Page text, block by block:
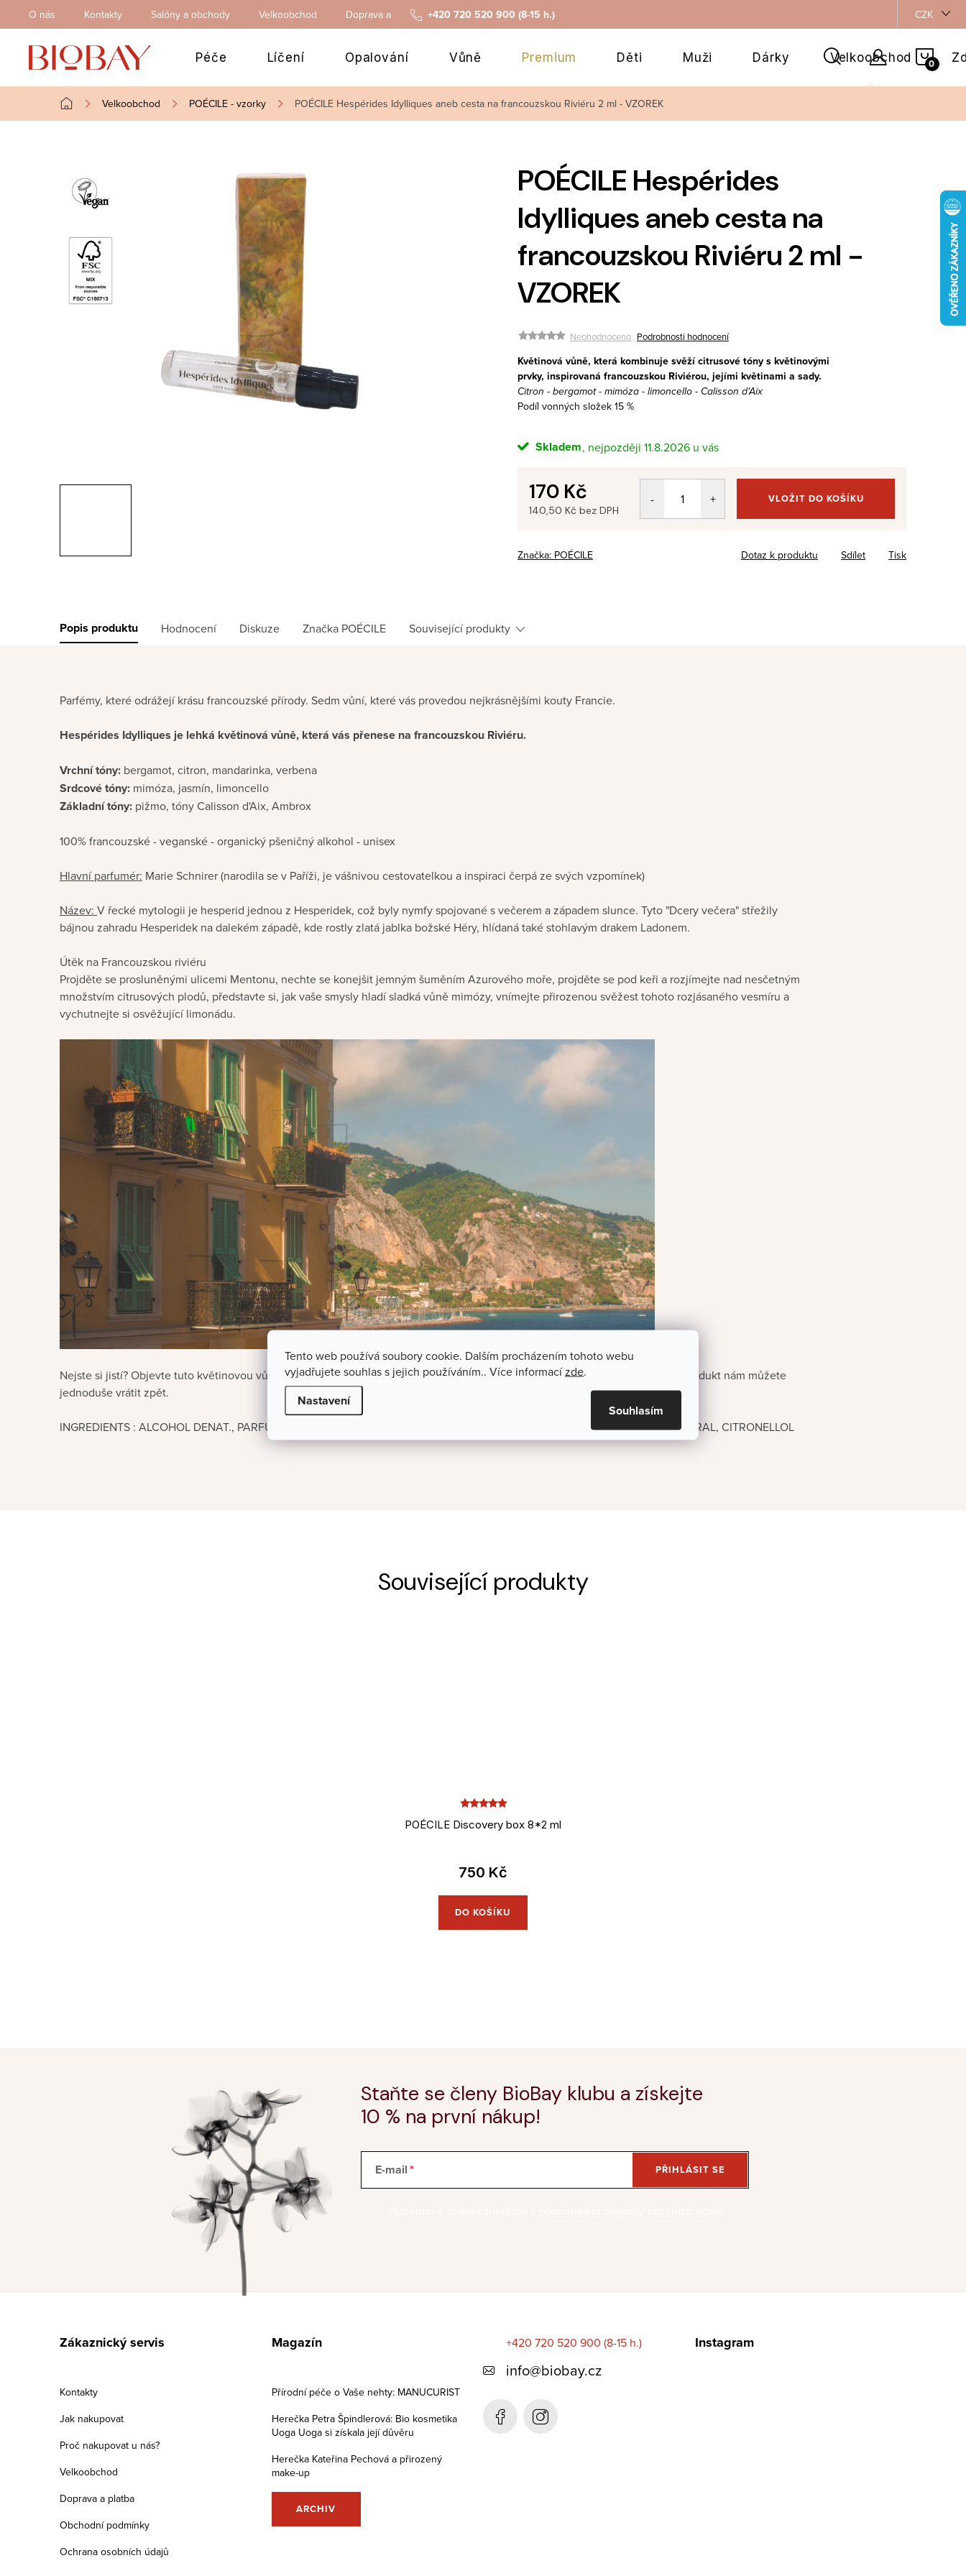
Tento web používá soubory cookie. Dalším procházením tohoto webu
vyjadřujete souhlas s jejich používáním.. Více informacízde.
Nastavení
Souhlasím
na
obsah
+420 720 520 900 (8-15 h.)
O nás Kontakty Salóny a obchody Velkoobchod Doprava a platba CZK
Péče Líčení Opalování Vůně Premium Děti Muži Dárky Velkoobchod
Domů
Velkoobchod POÉCILE - vzorky POÉCILE Hespérides Idylliques aneb cesta na francouzskou Riviéru 2 ml - VZOREK
POÉCILE Hespérides
Idylliques aneb cesta na
francouzskou Riviéru 2 ml -
VZOREK
Neohodnoceno Podrobnosti hodnocení
Květinová vůně, která kombinuje svěží citrusové tóny s květinovými
prvky, inspirovaná francouzskou Riviérou, jejími květinami a sady.
Citron - bergamot - mimóza - limoncello - Calisson d'Aix
Podíl vonných složek 15 %
Skladem 11.8.2026
170 Kč
140,50 Kč bez DPH
VLOŽIT DO KOŠÍKU
Značka: POÉCILE Tisk
Dotaz k produktu Sdílet
Popis produktu Hodnocení Diskuze Značka POÉCILE Související produkty
Parfémy, které odrážejí krásu francouzské přírody. Sedm vůní, které vás provedou nejkrásnějšími kouty Francie.
Hespérides Idylliques je lehká květinová vůně, která vás přenese na francouzskou Riviéru.
Vrchní tóny: bergamot, citron, mandarinka, verbena
Srdcové tóny: mimóza, jasmín, limoncello
Základní tóny: pižmo, tóny Calisson d'Aix, Ambrox
100% francouzské - veganské - organický pšeničný alkohol - unisex
Hlavní parfumér: Marie Schnirer (narodila se v Paříži, je vášnivou cestovatelkou a inspiraci čerpá ze svých vzpomínek)
Název: V řecké mytologii je hesperid jednou z Hesperidek, což byly nymfy spojované s večerem a západem slunce. Tyto "Dcery večera" střežily
bájnou zahradu Hesperidek na dalekém západě, kde rostly zlatá jablka božské Héry, hlídaná také stohlavým drakem Ladonem.
Útěk na Francouzskou riviéru
Projděte se prosluněnými ulicemi Mentonu, nechte se konejšit jemným šuměním Azurového moře, projděte se pod keři a rozjímejte nad nesčetným
množstvím citrusových plodů, představte si, jak vaše smysly hladí sladká vůně mimózy, vnímejte přirozenou svěžest tohoto rozjásaného vesmíru a
vychutnejte si osvěžující limonádu.
Nejste si jistí? Objevte tuto květinovou vůni ve vzorku. Ten navíc obdržíte ke každému balení 15 ml i 50 ml. Neotevřený plný produkt nám můžete
jednoduše vrátit zpět.
INGREDIENTS : ALCOHOL DENAT., PARFUM (FRAGRANCE), AQUA (WATER), LIMONENE, LINALOOL, BENZYL SALICYLATE, CITRAL, CITRONELLOL
Související produkty
POÉCILE Discovery box 8*2 ml
750 Kč
DO KOŠÍKU
Staňte se členy BioBay klubu a získejte
10 % na první nákup!
E-mail PŘIHLÁSIT SE
Zákaznický servis
Kontakty
Jak nakupovat
Proč nakupovat u nás?
Velkoobchod
Doprava a platba
Obchodní podmínky
Ochrana osobních údajů
Magazín
Přírodní péče o Vaše nehty: MANUCURIST
Herečka Petra Špindlerová: Bio kosmetika
Uoga Uoga si získala její důvěru
Herečka Kateřina Pechová a přirozený
make-up
ARCHIV
+420 720 520 900 (8-15 h.)
info@biobay.cz
Instagram